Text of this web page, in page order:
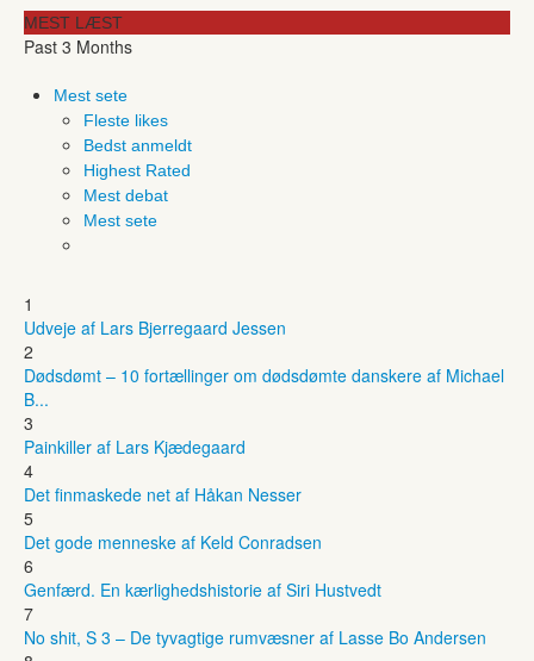
MEST LÆST
Past 3 Months
Mest sete
Fleste likes
Bedst anmeldt
Highest Rated
Mest debat
Mest sete
1
Udveje af Lars Bjerregaard Jessen
2
Dødsdømt – 10 fortællinger om dødsdømte danskere af Michael
B...
3
Painkiller af Lars Kjædegaard
4
Det finmaskede net af Håkan Nesser
5
Det gode menneske af Keld Conradsen
6
Genfærd. En kærlighedshistorie af Siri Hustvedt
7
No shit, S 3 – De tyvagtige rumvæsner af Lasse Bo Andersen